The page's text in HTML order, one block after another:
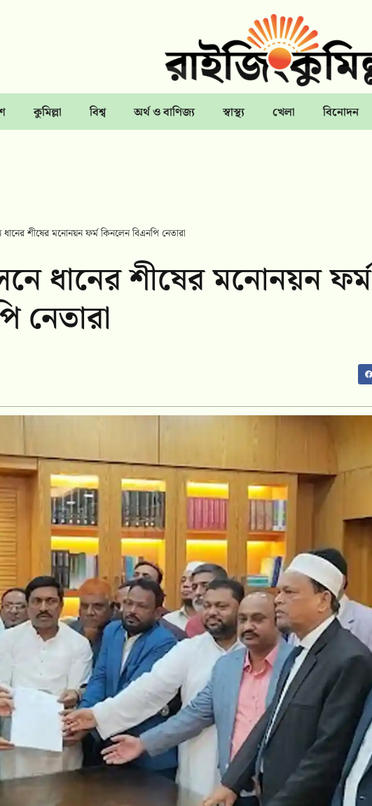
কুমিল্লা বিশ্ব অর্থ ও বাণিজ্য স্বাস্থ্য খেলা বিনোদন
শীষের মনোনয়ন ফর্ম কিনলেন বিএনপি নেতারা
ধানের শীষের মনোনয়ন ফর্ম
নেতারা